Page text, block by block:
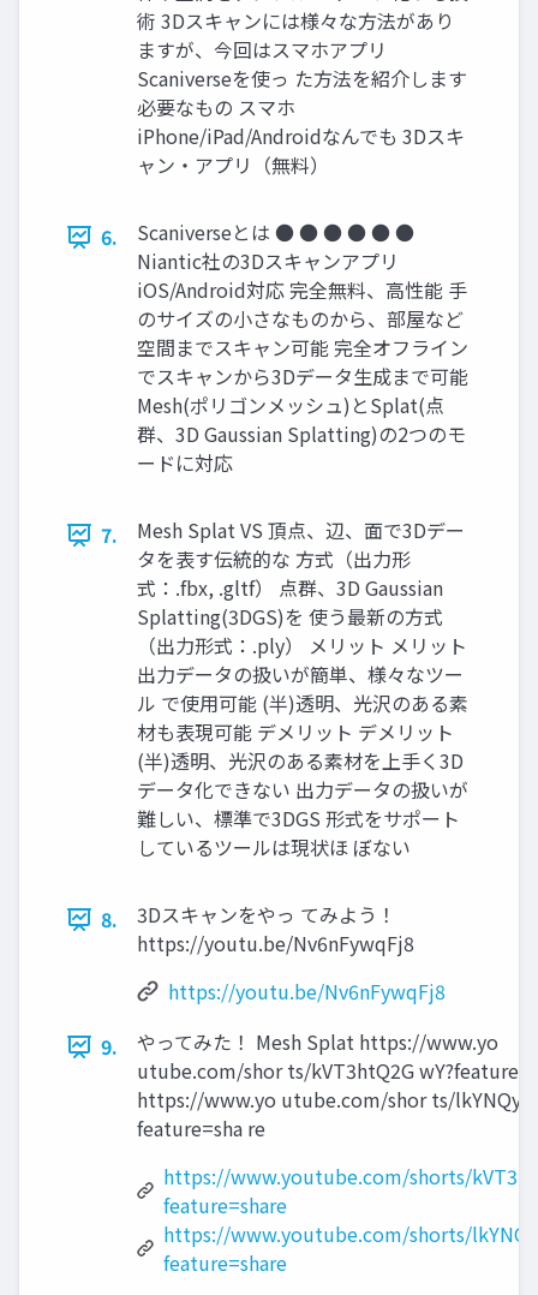
術 3Dスキャンには様々な方法があり
ますが、今回はスマホアプリ
Scaniverseを使っ た方法を紹介します
必要なもの スマホ
iPhone/iPad/Androidなんでも 3Dスキ
ャン・アプリ（無料）
6.
Scaniverseとは ● ● ● ● ● ●
Niantic社の3Dスキャンアプリ
iOS/Android対応 完全無料、高性能 手
のサイズの小さなものから、部屋など
空間までスキャン可能 完全オフライン
でスキャンから3Dデータ生成まで可能
Mesh(ポリゴンメッシュ)とSplat(点
群、3D Gaussian Splatting)の2つのモ
ードに対応
7.
Mesh Splat VS 頂点、辺、面で3Dデー
タを表す伝統的な 方式（出力形
式：.fbx, .gltf） 点群、3D Gaussian
Splatting(3DGS)を 使う最新の方式
（出力形式：.ply） メリット メリット
出力データの扱いが簡単、様々なツー
ル で使用可能 (半)透明、光沢のある素
材も表現可能 デメリット デメリット
(半)透明、光沢のある素材を上手く3D
データ化できない 出力データの扱いが
難しい、標準で3DGS 形式をサポート
しているツールは現状ほ ぼない
8.
3Dスキャンをやっ てみよう！
https://youtu.be/Nv6nFywqFj8
https://youtu.be/Nv6nFywqFj8
9.
やってみた！ Mesh Splat https://www.yo
utube.com/shor ts/kVT3htQ2G
https://www.yo utube.com/shor ts/
feature=sha re
https://www.youtube.com/shorts/
feature=share
https://www.youtube.com/shorts/
feature=share